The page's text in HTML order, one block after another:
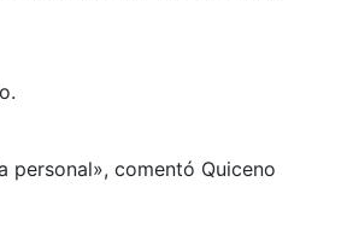
personal», comentó Quiceno